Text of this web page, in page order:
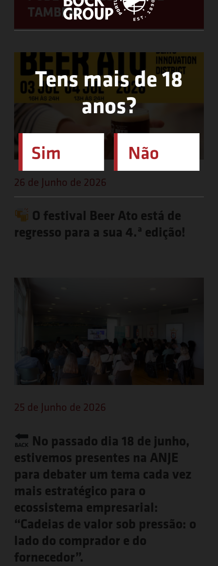
Tens mais de 18
anos?
TAMBÉM
26 de Junho de 2026
O festival Beer Ato está de
regresso para a sua 4.ª edição!
25 de Junho de 2026
No passado dia 18 de junho,
estivemos presentes na ANJE
para debater um tema cada vez
mais estratégico para o
ecossistema empresarial:
“Cadeias de valor sob pressão: o
lado do comprador e do
fornecedor”.